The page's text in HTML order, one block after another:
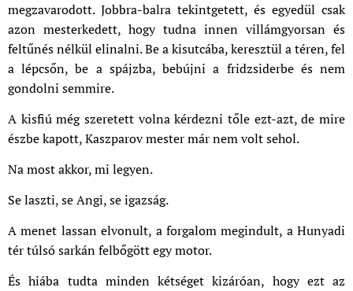
megzavarodott. Jobbra-balra tekintgetett, és egyedül csak
azon mesterkedett, hogy tudna innen villámgyorsan és
feltűnés nélkül elinalni. Be a kisutcába, keresztül a téren, fel
a lépcsőn, be a spájzba, bebújni a fridzsiderbe és nem
gondolni semmire.
A kisfiú még szeretett volna kérdezni tőle ezt-azt, de mire
észbe kapott, Kaszparov mester már nem volt sehol.
Na most akkor, mi legyen.
Se laszti, se Angi, se igazság.
A menet lassan elvonult, a forgalom megindult, a Hunyadi
tér túlsó sarkán felbőgött egy motor.
És hiába tudta minden kétséget kizáróan, hogy ezt az